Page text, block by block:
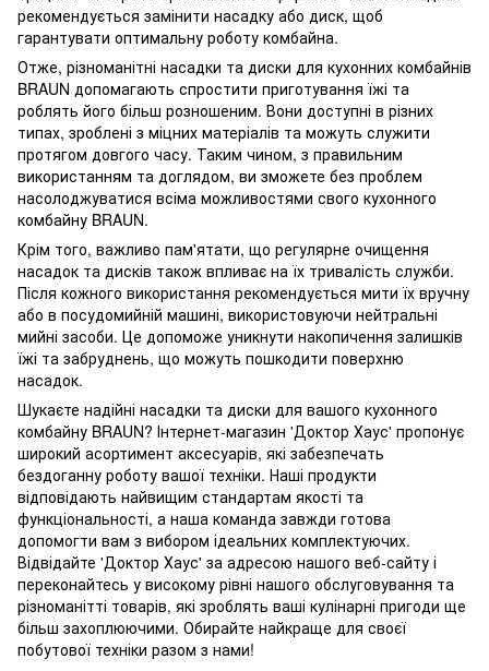
рекомендується замінити насадку або диск, щоб
гарантувати оптимальну роботу комбайна.
Отже, різноманітні насадки та диски для кухонних комбайнів
BRAUN допомагають спростити приготування їжі та
роблять його більш розношеним. Вони доступні в різних
типах, зроблені з міцних матеріалів та можуть служити
протягом довгого часу. Таким чином, з правильним
використанням та доглядом, ви зможете без проблем
насолоджуватися всіма можливостями свого кухонного
комбайну BRAUN.
Крім того, важливо пам'ятати, що регулярне очищення
насадок та дисків також впливає на їх тривалість служби.
Після кожного використання рекомендується мити їх вручну
або в посудомийній машині, використовуючи нейтральні
мийні засоби. Це допоможе уникнути накопичення залишків
їжі та забруднень, що можуть пошкодити поверхню
насадок.
Шукаєте надійні насадки та диски для вашого кухонного
комбайну BRAUN? Інтернет-магазин 'Доктор Хаус' пропонує
широкий асортимент аксесуарів, які забезпечать
бездоганну роботу вашої техніки. Наші продукти
відповідають найвищим стандартам якості та
функціональності, а наша команда завжди готова
допомогти вам з вибором ідеальних комплектуючих.
Відвідайте 'Доктор Хаус' за адресою нашого веб-сайту і
переконайтесь у високому рівні нашого обслуговування та
різноманітті товарів, які зроблять ваші кулінарні пригоди ще
більш захоплюючими. Обирайте найкраще для своєї
побутової техніки разом з нами!